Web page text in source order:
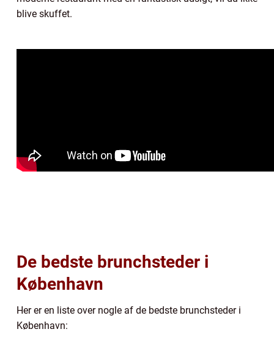
blive skuffet.
De bedste brunchsteder i
København
Her er en liste over nogle af de bedste brunchsteder i
København: